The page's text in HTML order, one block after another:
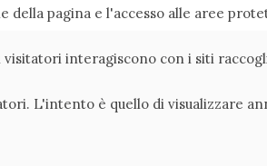
della pagina e l'accesso alle aree
interagiscono con i siti
L'intento è quello di visualizzare